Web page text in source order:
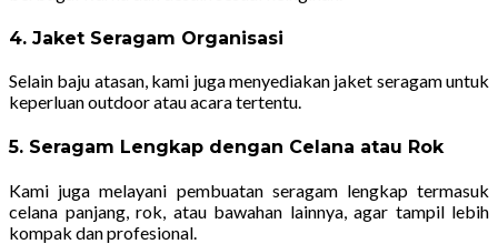
4. Jaket Seragam Organisasi
Selain baju atasan, kami juga menyediakan jaket seragam untuk
keperluan outdoor atau acara tertentu.
5. Seragam Lengkap dengan Celana atau Rok
Kami juga melayani pembuatan seragam lengkap termasuk
celana panjang, rok, atau bawahan lainnya, agar tampil lebih
kompak dan profesional.